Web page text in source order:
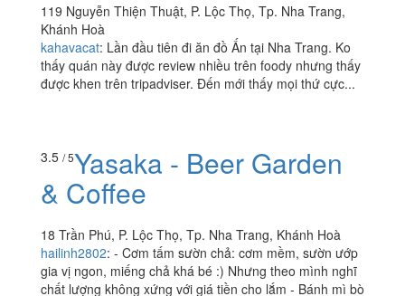
119 Nguyễn Thiện Thuật, P. Lộc Thọ, Tp. Nha Trang,
Khánh Hoà
kahavacat: Lần đầu tiên đi ăn đồ Ấn tại Nha Trang. Ko
thấy quán này được review nhiều trên foody nhưng thấy
được khen trên tripadviser. Đến mới thấy mọi thứ cực...
3.5/ 5Yasaka - Beer Garden
& Coffee